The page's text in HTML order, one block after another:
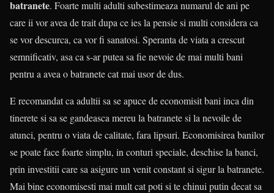
batranete. Foarte multi adulti subestimeaza numarul de ani pe
care ii vor avea de trait dupa ce ies la pensie si multi considera ca
se vor descurca, ca vor fi sanatosi. Speranta de viata a crescut
semnificativ, asa ca s-ar putea sa fie nevoie de mai multi bani
pentru a avea o batranete cat mai usor de dus.
E recomandat ca adultii sa se apuce de economisit bani inca din
tinerete si sa se gandeasca mereu la batranete si la nevoile de
atunci, pentru o viata de calitate, fara lipsuri. Economisirea banilor
se poate face foarte simplu, in conturi speciale, deschise la banci,
prin investitii care sa asigure un venit constant si sigur la batranete.
Mai bine economisesti mai mult cat poti si te chinui putin decat sa